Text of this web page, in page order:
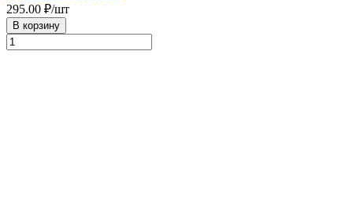
295.00 ₽/шт
В корзину